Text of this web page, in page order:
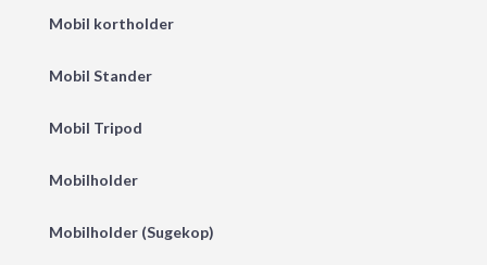
Mobil kortholder
Mobil Stander
Mobil Tripod
Mobilholder
Mobilholder (Sugekop)